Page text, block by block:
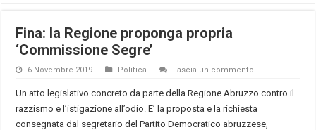
Fina: la Regione proponga propria
‘Commissione Segre’
6 Novembre 2019 Politica Lascia un commento
Un atto legislativo concreto da parte della Regione Abruzzo contro il
razzismo e l’istigazione all’odio. E’ la proposta e la richiesta
consegnata dal segretario del Partito Democratico abruzzese,